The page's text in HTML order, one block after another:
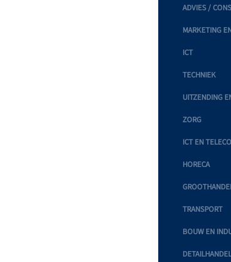
ADVIES /
MARKETING
ICT
TECHNIEK
UITZENDING
ZORG
ICT EN
HORECA
TRANSPORT
BOUW EN
DETAILHANDEL